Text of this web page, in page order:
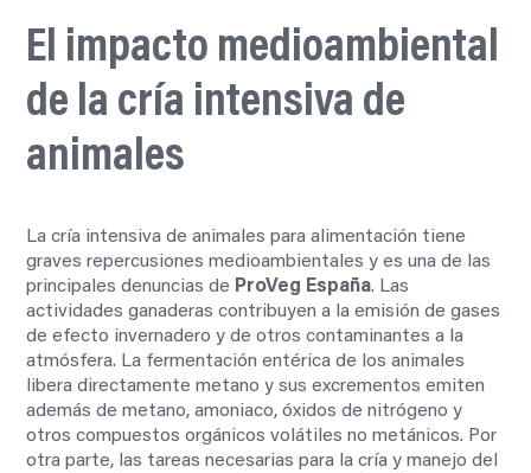
El impacto medioambiental
de la cría intensiva de
animales
La cría intensiva de animales para alimentación tiene
graves repercusiones medioambientales y es una de las
principales denuncias de ProVeg España. Las
actividades ganaderas contribuyen a la emisión de gases
de efecto invernadero y de otros contaminantes a la
atmósfera. La fermentación entérica de los animales
libera directamente metano y sus excrementos emiten
además de metano, amoniaco, óxidos de nitrógeno y
otros compuestos orgánicos volátiles no metánicos. Por
otra parte, las tareas necesarias para la cría y manejo del